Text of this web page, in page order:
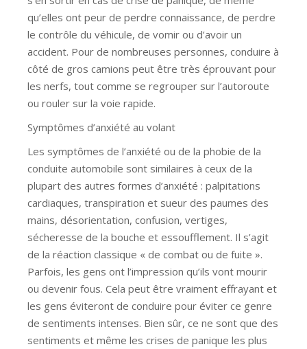
qu’elles ont peur de perdre connaissance, de perdre
le contrôle du véhicule, de vomir ou d’avoir un
accident. Pour de nombreuses personnes, conduire à
côté de gros camions peut être très éprouvant pour
les nerfs, tout comme se regrouper sur l’autoroute
ou rouler sur la voie rapide.
Symptômes d’anxiété au volant
Les symptômes de l’anxiété ou de la phobie de la
conduite automobile sont similaires à ceux de la
plupart des autres formes d’anxiété : palpitations
cardiaques, transpiration et sueur des paumes des
mains, désorientation, confusion, vertiges,
sécheresse de la bouche et essoufflement. Il s’agit
de la réaction classique « de combat ou de fuite ».
Parfois, les gens ont l’impression qu’ils vont mourir
ou devenir fous. Cela peut être vraiment effrayant et
les gens éviteront de conduire pour éviter ce genre
de sentiments intenses. Bien sûr, ce ne sont que des
sentiments et même les crises de panique les plus